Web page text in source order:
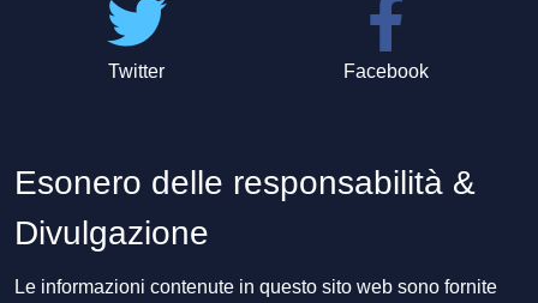
Twitter Facebook
Esonero delle responsabilità &
Divulgazione
Le informazioni contenute in questo sito web sono fornite